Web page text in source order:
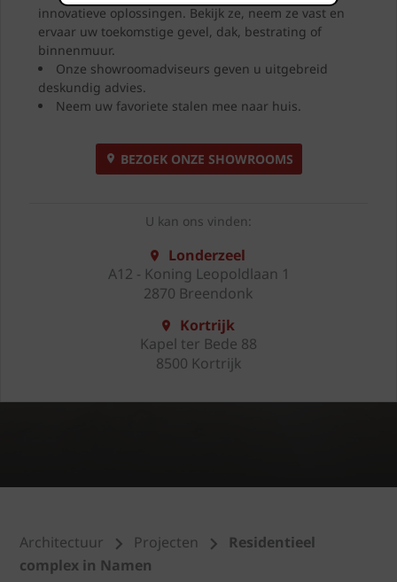
innovatieve oplossingen. Bekijk ze, neem ze vast en
ervaar uw toekomstige gevel, dak, bestrating of
binnenmuur.
Onze showroomadviseurs geven u uitgebreid
deskundig advies.
Neem uw favoriete stalen mee naar huis.
BEZOEK ONZE SHOWROOMS
U kan ons vinden:
Londerzeel
A12 - Koning Leopoldlaan 1
2870 Breendonk
Kortrijk
Kapel ter Bede 88
8500 Kortrijk
Architectuur Projecten
Residentieel
complex in Namen